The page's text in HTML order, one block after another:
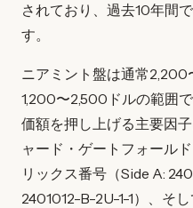
されており、過去10年間
す。
ニアミント盤は通常
1,200〜2,500ドルの範囲
価額を押し上げる主要因
ャード・ゲートフォール
リックス番号（Side A:
2401012-B-2U-1-1）、そ